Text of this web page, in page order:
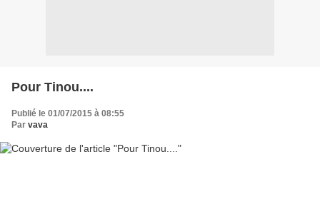
Pour Tinou....
Publié le 01/07/2015 à 08:55
Par vava